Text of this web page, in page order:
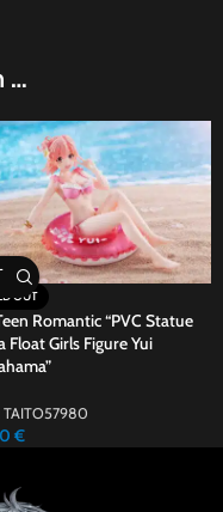
…
OUT
Romantic “PVC Statue
Float Girls Figure Yui
TAITO57980
€